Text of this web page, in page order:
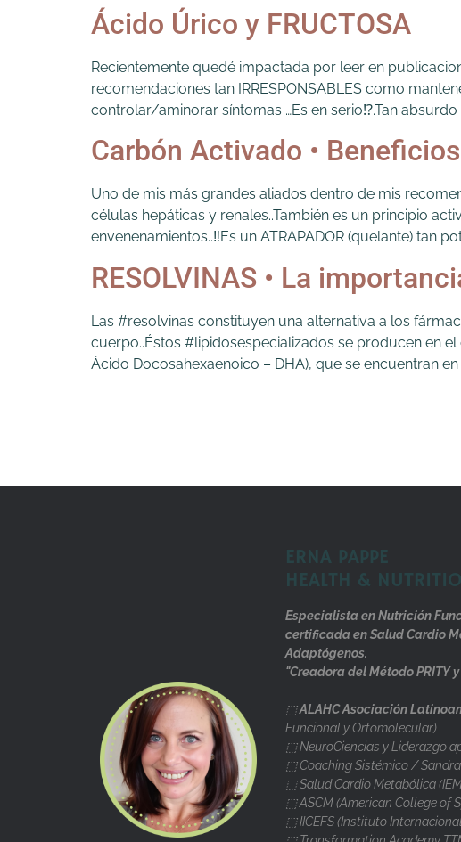
Ácido Úrico y FRUCTOSA
Recientemente quedé impactada por leer en
recomendaciones tan IRRESPONSABLES como
controlar/aminorar síntomas …Es en serio⁉️.Tan
Carbón Activado • Beneficios
Uno de mis más grandes aliados dentro de mis
células hepáticas y renales..También es un principio
envenenamientos..‼️Es un ATRAPADOR (quelante) tan
RESOLVINAS • La
Las #resolvinas constituyen una alternativa a los
cuerpo..Éstos #lipidosespecializados se producen en
Ácido Docosahexaenoico – DHA), que se encuentran
ERNA PAPPE
HEALTH &
Especialista en Nutrición
certificada en Salud Cardio
Adaptógenos.
"Creadora del Método PRITY
⬚ ALAHC Asociación
Funcional y Ortomolecular)
⬚ NeuroCiencias y Liderazgo
⬚ Coaching Sistémico /
⬚ Salud Cardio Metabólica
⬚ ASCM (American College of
⬚ IICEFS (Instituto